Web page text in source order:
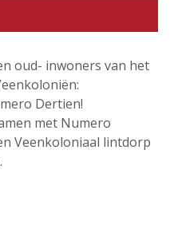
oud- inwoners van het
Dertien!
met Numero
Veenkoloniaal lintdorp